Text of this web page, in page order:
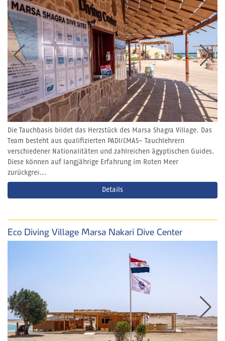
Die Tauchbasis bildet das Herzstück des Marsa Shagra Village. Das
Team besteht aus qualifizierten PADI/CMAS- Tauchlehrern
verschiedener Nationalitäten und zahlreichen ägyptischen Guides.
Diese können auf langjährige Erfahrung im Roten Meer
zurückgrei...
Details
Eco Diving Village Marsa Nakari Dive Center